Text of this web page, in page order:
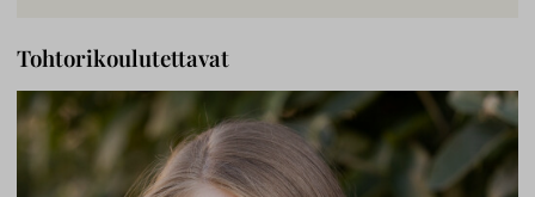
Tohtorikoulutettavat